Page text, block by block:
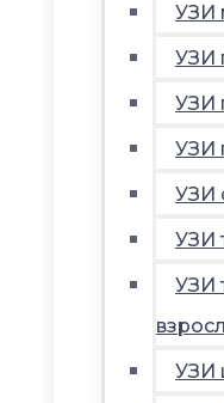
УЗИ
УЗИ
УЗИ
УЗИ
УЗИ
УЗИ
УЗИ
УЗИ